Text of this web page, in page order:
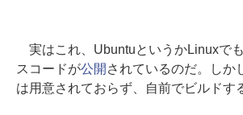
実はこれ、UbuntuというかLinuxで
スコードが公開 されているのだ。しか
は用意されておらず、自前でビルドす